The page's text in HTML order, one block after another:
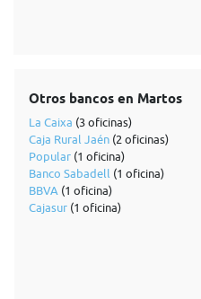
Otros bancos en Martos
La Caixa (3 oficinas)
Caja Rural Jaén (2 oficinas)
Popular (1 oficina)
Banco Sabadell (1 oficina)
BBVA (1 oficina)
Cajasur (1 oficina)